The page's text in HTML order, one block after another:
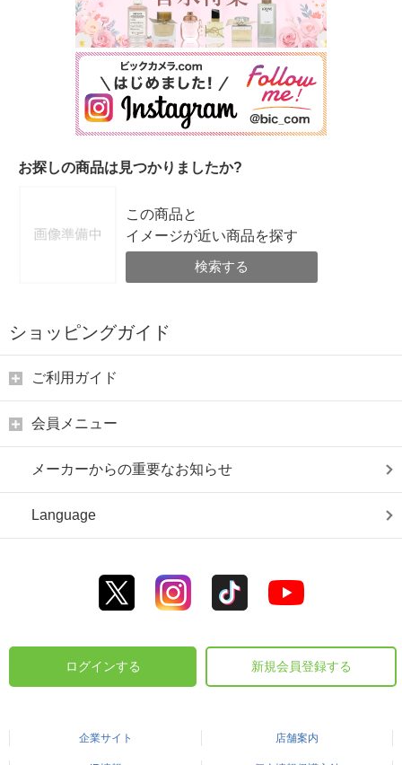
お探しの商品は見つかりましたか?
この商品と
イメージが近い商品を探す
検索する
ショッピングガイド
ご利用ガイド
会員メニュー
メーカーからの重要なお知らせ
Language
ログインする 新規会員登録する
企業サイト 店舗案内